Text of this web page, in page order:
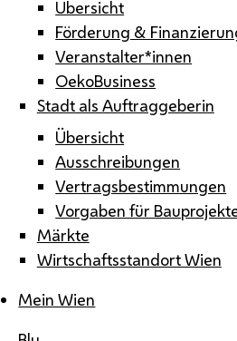
Übersicht
Förderung &
Veranstalter*innen
OekoBusiness
Stadt als Auftraggeberin
Übersicht
Ausschreibungen
Vertragsbestimmungen
Vorgaben für
Märkte
Wirtschaftsstandort Wien
Mein Wien